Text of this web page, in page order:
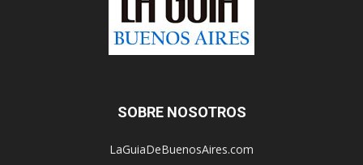
SOBRE NOSOTROS
LaGuiaDeBuenosAires.com